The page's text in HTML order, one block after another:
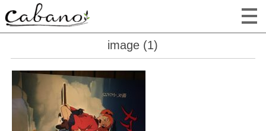
image (1)